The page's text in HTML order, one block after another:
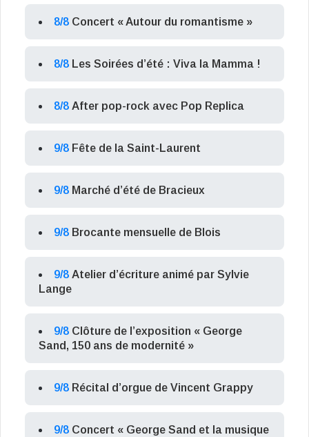
8/8 Concert « Autour du romantisme »
8/8 Les Soirées d’été : Viva la Mamma !
8/8 After pop-rock avec Pop Replica
9/8 Fête de la Saint-Laurent
9/8 Marché d’été de Bracieux
9/8 Brocante mensuelle de Blois
9/8 Atelier d’écriture animé par Sylvie
Lange
9/8 Clôture de l’exposition « George
Sand, 150 ans de modernité »
9/8 Récital d’orgue de Vincent Grappy
9/8 Concert « George Sand et la musique